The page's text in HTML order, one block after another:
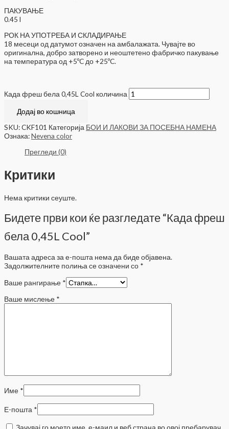
ПАКУВАЊЕ
0.45 l
РОК НА УПОТРЕБА И СКЛАДИРАЊЕ
18 месеци од датумот означен на амбалажата. Чувајте во
оригинална, добро затворено и неоштетено фабричко пакување
на температура од +5ºC до +25ºC.
Када фреш бела 0,45L Cool количина
Додај во кошница
SKU:CKF101 Категорија БОИ И ЛАКОВИ ЗА ПОСЕБНА НАМЕНА
Ознака:Nevena color
Прегледи (0)
Критики
Нема критики сеуште.
Бидете први кои ќе разгледате “Када фреш
бела 0,45L Cool”
Вашата адреса за е-пошта нема да биде објавена.
Задолжителните полиња се означени со *
Ваше рангирање *
Ваше мислење *
Име *
Е-пошта *